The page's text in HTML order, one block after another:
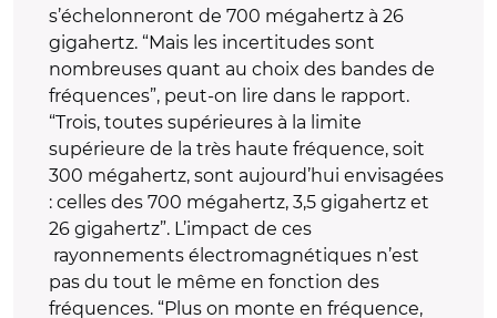
s’échelonneront de 700 mégahertz à 26
gigahertz. “Mais les incertitudes sont
nombreuses quant au choix des bandes de
fréquences”, peut-on lire dans le rapport.
“Trois, toutes supérieures à la limite
supérieure de la très haute fréquence, soit
300 mégahertz, sont aujourd’hui envisagées
: celles des 700 mégahertz, 3,5 gigahertz et
26 gigahertz”. L’impact de ces
rayonnements électromagnétiques n’est
pas du tout le même en fonction des
fréquences. “Plus on monte en fréquence,